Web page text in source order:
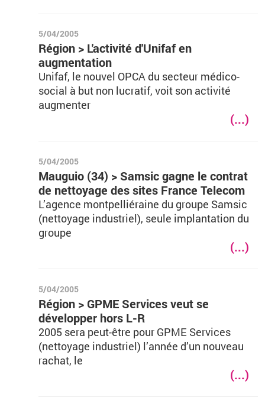
5/04/2005
Région > L'activité d'Unifaf en
augmentation
Unifaf, le nouvel OPCA du secteur médico-
social à but non lucratif, voit son activité
augmenter
(...)
5/04/2005
Mauguio (34) > Samsic gagne le contrat
de nettoyage des sites France Telecom
L’agence montpelliéraine du groupe Samsic
(nettoyage industriel), seule implantation du
groupe
(...)
5/04/2005
Région > GPME Services veut se
développer hors L-R
2005 sera peut-être pour GPME Services
(nettoyage industriel) l’année d’un nouveau
rachat, le
(...)